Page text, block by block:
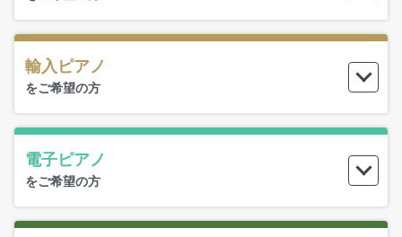
輸入ピアノ
をご希望の方
電子ピアノ
をご希望の方